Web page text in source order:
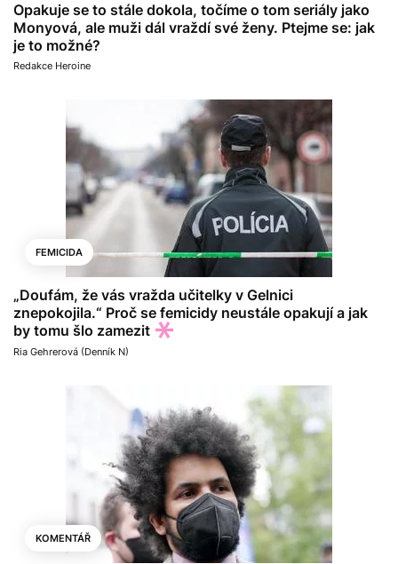
Opakuje se to stále dokola, točíme o tom seriály jako
Monyová, ale muži dál vraždí své ženy. Ptejme se: jak
je to možné?
Redakce Heroine
FEMICIDA
„Doufám, že vás vražda učitelky v Gelnici
znepokojila.“ Proč se femicidy neustále opakují a jak
by tomu šlo zamezit
Ria Gehrerová (Denník N)
KOMENTÁŘ